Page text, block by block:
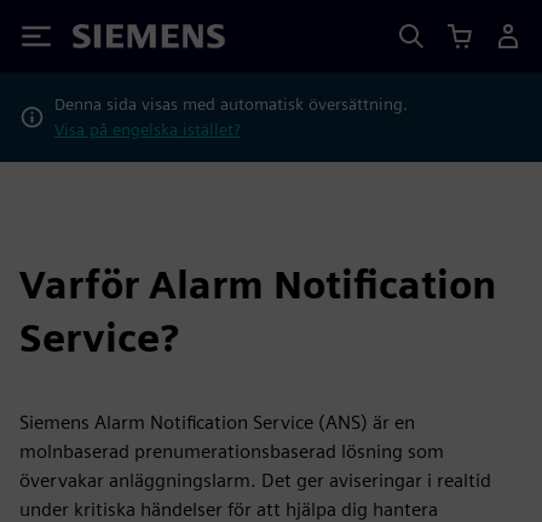
Siemens
Denna sida visas med automatisk översättning.
Visa på engelska istället?
Varför Alarm Notification
Service?
Siemens Alarm Notification Service (ANS) är en
molnbaserad prenumerationsbaserad lösning som
övervakar anläggningslarm. Det ger aviseringar i realtid
under kritiska händelser för att hjälpa dig hantera